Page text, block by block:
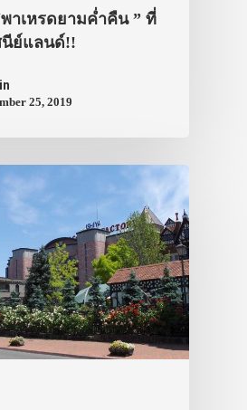
าเหรดยามค่ำคืน ” ที่
นีย์แลนด์!!
25, 2019